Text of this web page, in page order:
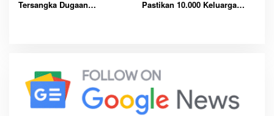
Tersangka Dugaan
Pastikan 10.000 Keluarga